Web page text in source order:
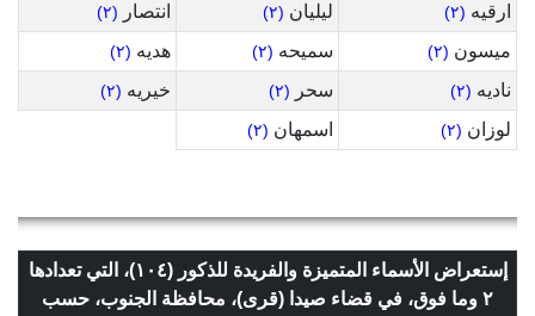
ارقيه (٢) ليليان (٢) انتصار (٢)
ميسون (٢) سميحه (٢) هديه (٢)
ناديه (٢) سحر (٢) خيريه (٢)
لوزان (٢) اسمهان (٢)
إستعراض الأسماء المتميزة والفريدة للذكور (١٠٤)، التي تعدادها
٢ وما فوق، في قضاء صيدا (قرى)، محافظة الجنوب، حسب